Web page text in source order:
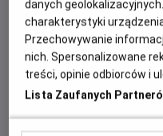
punkcie młodych i
się studiu – Alcala jest
„kariery”.
danych
charakterystyki
Przechowywanie
nich. Spersonalizowane
treści, opinie odbiorców i
Lista Zaufanych